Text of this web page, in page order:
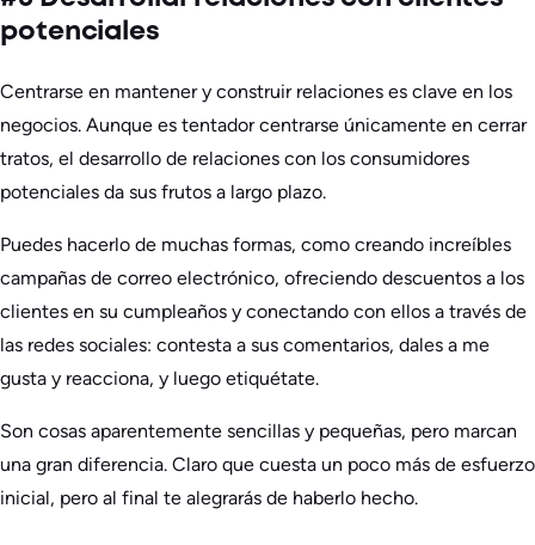
potenciales
Centrarse en mantener y construir relaciones es clave en los
negocios. Aunque es tentador centrarse únicamente en cerrar
tratos, el desarrollo de relaciones con los consumidores
potenciales da sus frutos a largo plazo.
Puedes hacerlo de muchas formas, como creando increíbles
campañas de correo electrónico, ofreciendo descuentos a los
clientes en su cumpleaños y conectando con ellos a través de
las redes sociales: contesta a sus comentarios, dales a me
gusta y reacciona, y luego etiquétate.
Son cosas aparentemente sencillas y pequeñas, pero marcan
una gran diferencia. Claro que cuesta un poco más de esfuerzo
inicial, pero al final te alegrarás de haberlo hecho.